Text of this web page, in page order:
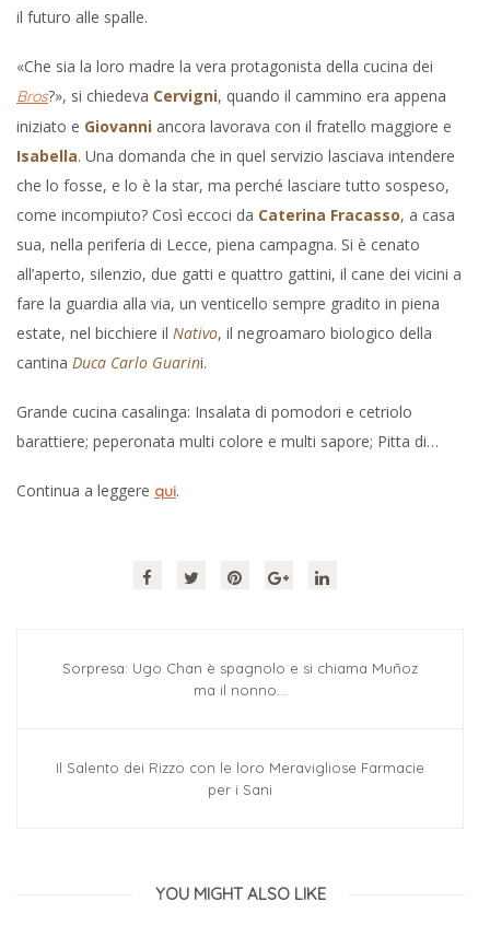
il futuro alle spalle.
«Che sia la loro madre la vera protagonista della cucina dei
Bros?», si chiedeva Cervigni, quando il cammino era appena
iniziato e Giovanni ancora lavorava con il fratello maggiore e
Isabella. Una domanda che in quel servizio lasciava intendere
che lo fosse, e lo è la star, ma perché lasciare tutto sospeso,
come incompiuto? Così eccoci da Caterina Fracasso, a casa
sua, nella periferia di Lecce, piena campagna. Si è cenato
all’aperto, silenzio, due gatti e quattro gattini, il cane dei vicini a
fare la guardia alla via, un venticello sempre gradito in piena
estate, nel bicchiere il Nativo, il negroamaro biologico della
cantina Duca Carlo Guarini.
Grande cucina casalinga: Insalata di pomodori e cetriolo
barattiere; peperonata multi colore e multi sapore; Pitta di…
Continua a leggere qui.
Sorpresa: Ugo Chan è spagnolo e si chiama Muñoz
ma il nonno…
Il Salento dei Rizzo con le loro Meravigliose Farmacie
per i Sani
YOU MIGHT ALSO LIKE